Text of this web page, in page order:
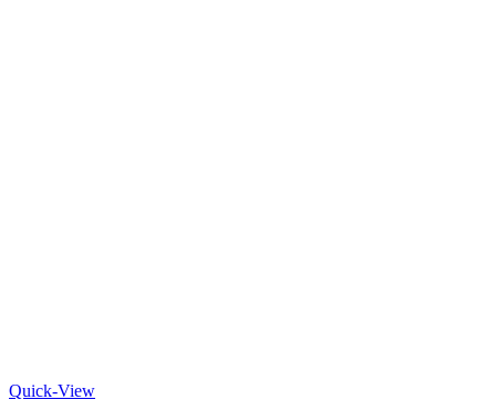
Quick-View